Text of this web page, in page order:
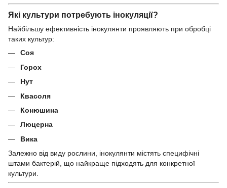
Які культури потребують інокуляції?
Найбільшу ефективність інокулянти проявляють при обробці
таких культур:
Соя
Горох
Нут
Квасоля
Конюшина
Люцерна
Вика
Залежно від виду рослини, інокулянти містять специфічні
штами бактерій, що найкраще підходять для конкретної
культури.